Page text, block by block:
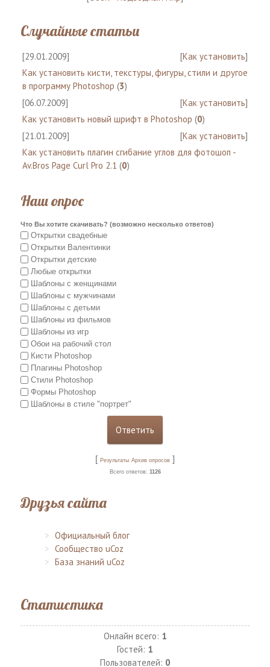
Случайные статьи
[29.01.2009] [Как установить]
Как установить кисти, текстуры, фигуры, стили и другое
в программу Photoshop (3)
[06.07.2009]
[Как установить]
Как установить новый шрифт в Photoshop (0)
[21.01.2009]
[Как установить]
Как установить плагин сгибание углов для фотошоп -
Av.Bros Page Curl Pro 2.1 (0)
Наш опрос
Что Вы хотите скачивать? (возможно несколько ответов)
Открытки свадебные
Открытки Валентинки
Открытки детские
Любые открытки
Шаблоны с женщинами
Шаблоны с мужчинами
Шаблоны с детьми
Шаблоны из фильмов
Шаблоны из игр
Обои на рабочий стол
Кисти Photoshop
Плагины Photoshop
Стили Photoshop
Формы Photoshop
Шаблоны в стиле "портрет"
[ Результаты Архив опросов ]
Всего ответов: 1126
Друзья сайта
Официальный блог
Сообщество uCoz
База знаний uCoz
Статистика
Онлайн всего: 1
Гостей: 1
Пользователей: 0